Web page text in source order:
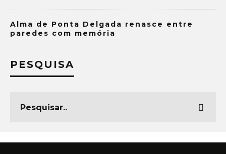
Alma de Ponta Delgada renasce entre
paredes com memória
PESQUISA